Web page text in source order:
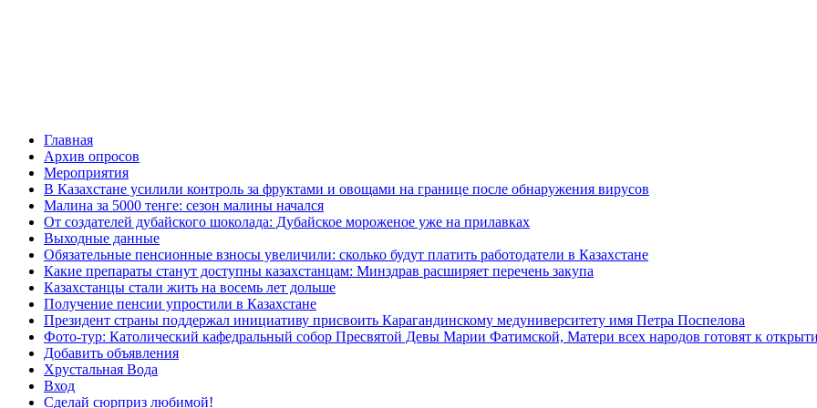
Главная
Архив опросов
Мероприятия
В Казахстане усилили контроль за фруктами и овощами на границе после обнаружения вирусов
Малина за 5000 тенге: сезон малины начался
От создателей дубайского шоколада: Дубайское мороженое уже на прилавках
Выходные данные
Обязательные пенсионные взносы увеличили: сколько будут платить работодатели в Казахстане
Какие препараты станут доступны казахстанцам: Минздрав расширяет перечень закупа
Казахстанцы стали жить на восемь лет дольше
Получение пенсии упростили в Казахстане
Президент страны поддержал инициативу присвоить Карагандинскому медуниверситету имя Петра Поспелова
Фото-тур: Католический кафедральный собор Пресвятой Девы Марии Фатимской, Матери всех народов готовят к
Добавить объявления
Хрустальная Вода
Вход
Сделай сюрприз любимой!